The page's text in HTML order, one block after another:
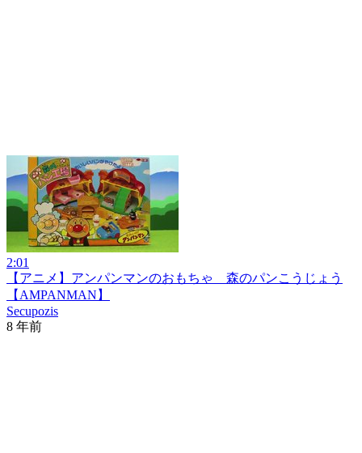
2:01
【アニメ】アンパンマンのおもちゃ 森のパンこうじょう
【AMPANMAN】
Secupozis
8 年前